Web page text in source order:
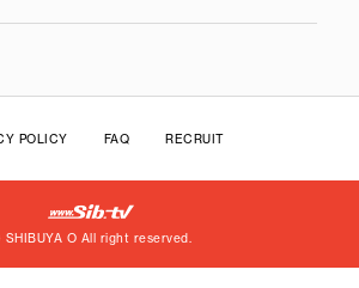
POLICY FAQ RECRUIT
O All right reserved.